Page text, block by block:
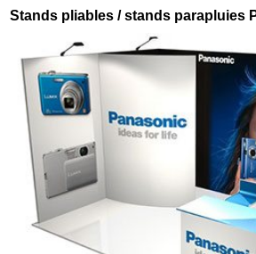
Stands pliables / stands parapluies